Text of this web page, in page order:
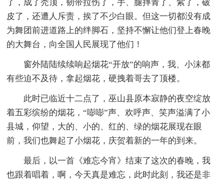
了，成了秃顶，韧带拉伤了，手、腿摔青了、紫了，破
皮了，还遭人斥责，挨了不少白眼。但这一切都没有成
为舞团前进道路上的绊脚石，坚持不懈让他们登上春晚
的大舞台，向全国人民展现了他们！
窗外陆陆续续响起烟花“开放”的响声，我、小沫都
有些迫不及待，拿起烟花，硬拽着哥去了顶楼。
此时已临近十二点了，巫山县原本寂静的夜空绽放
着五彩缤纷的烟花，“嘭嘭”声、欢呼声、笑声溢满了小
县城，仰望，大的、小的、红的、绿的烟花展现在眼
前，我们也舞起了小烟花，庆贺着新的一年的到来。
最后，以一首《难忘今宵》结束了这次的春晚，我
也跟着唱着，啊，今天真是难忘，此时此刻，我还是非